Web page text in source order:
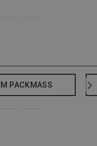
PACKMASS